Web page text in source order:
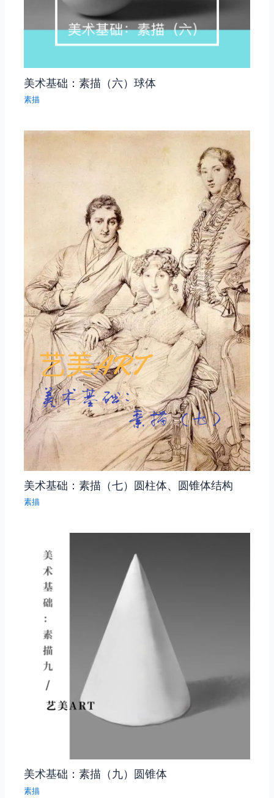
美术基础：素描（六）球体
素描
美术基础：素描（七）圆柱体、圆锥体结构
素描
美术基础：素描（九）圆锥体
素描